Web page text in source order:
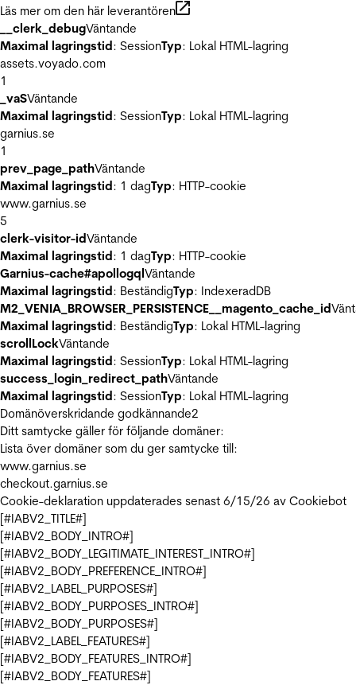
Läs mer om den här leverantören
__clerk_debugVäntande
Maximal lagringstid: SessionTyp: Lokal HTML-lagring
assets.voyado.com
1
_vaSVäntande
Maximal lagringstid: SessionTyp: Lokal HTML-lagring
garnius.se
1
prev_page_pathVäntande
Maximal lagringstid: 1 dagTyp: HTTP-cookie
www.garnius.se
5
clerk-visitor-idVäntande
Maximal lagringstid: 1 dagTyp: HTTP-cookie
Garnius-cache#apollogqlVäntande
Maximal lagringstid: BeständigTyp: IndexeradDB
M2_VENIA_BROWSER_PERSISTENCE__magento_cache_id
Maximal lagringstid: BeständigTyp: Lokal HTML-lagring
scrollLockVäntande
Maximal lagringstid: SessionTyp: Lokal HTML-lagring
success_login_redirect_pathVäntande
Maximal lagringstid: SessionTyp: Lokal HTML-lagring
Domänöverskridande godkännande2
Ditt samtycke gäller för följande domäner:
Lista över domäner som du ger samtycke till:
www.garnius.se
checkout.garnius.se
Cookie-deklaration uppdaterades senast 6/15/26 av Cookiebot
[#IABV2_TITLE#]
[#IABV2_BODY_INTRO#]
[#IABV2_BODY_LEGITIMATE_INTEREST_INTRO#]
[#IABV2_BODY_PREFERENCE_INTRO#]
[#IABV2_LABEL_PURPOSES#]
[#IABV2_BODY_PURPOSES_INTRO#]
[#IABV2_BODY_PURPOSES#]
[#IABV2_LABEL_FEATURES#]
[#IABV2_BODY_FEATURES_INTRO#]
[#IABV2_BODY_FEATURES#]